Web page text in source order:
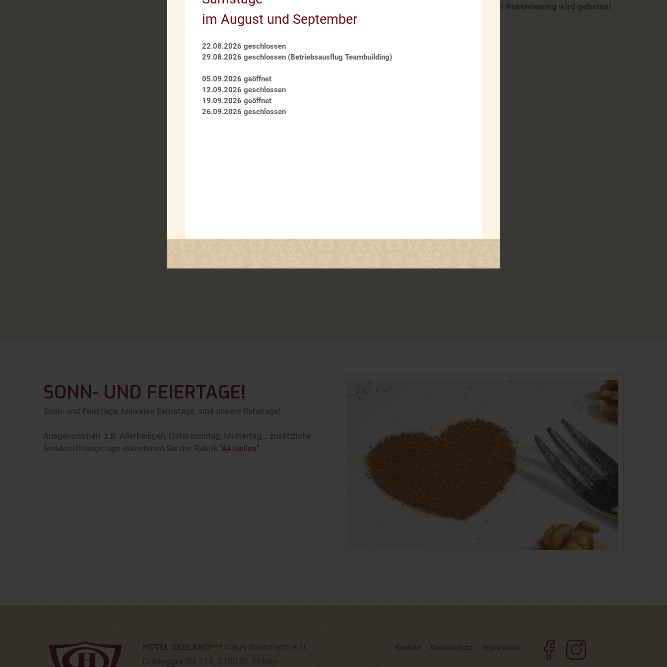
im August und September
22.08.2026 geschlossen
29.08.2026 geschlossen (Betriebsausflug Teambuilding)
05.09.2026 geöffnet
12.09.2026 geschlossen
19.09.2026 geöffnet
26.09.2026 geschlossen
Kurzfristige Änderungen vorbehalten - um Reservierung wird gebeten!
ab DI 18.08.2026 sind wir sehr gerne wieder für Sie da!
im August und September
SONN- UND FEIERTAGE!
Sonn- und Feiertage, teilweise Samstage, sind unsere Ruhetage!
Ausgenommen z.B. Allerheiligen, Ostersonntag, Muttertag... zusätzliche
Sonderöffnungstage entnehmen Sie der Rubrik "Aktuelles"
HOTEL SEELAND*** Klaus Sassmann e.U.
Goldegger Str.114, 3100 St. Pölten-
Kontakt Datenschutz Impressum